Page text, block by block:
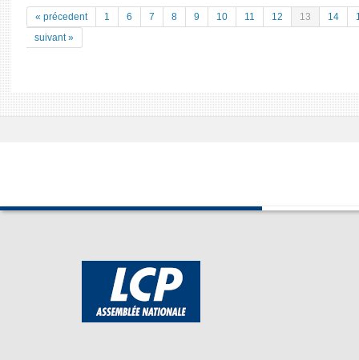
« précedent 1 6 7 8 9 10 11 12 13 14
suivant »